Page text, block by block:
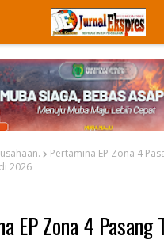
Pertamina EP Zona 4
2026
EP Zona 4 Pasang